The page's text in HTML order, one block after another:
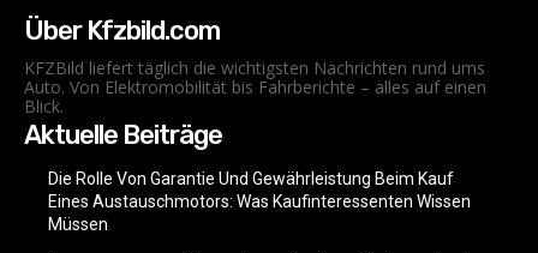
Über Kfzbild.com
KFZBild liefert täglich die wichtigsten Nachrichten rund ums
Auto. Von Elektromobilität bis Fahrberichte – alles auf einen
Blick.
Aktuelle Beiträge
Die Rolle Von Garantie Und Gewährleistung Beim Kauf
Eines Austauschmotors: Was Kaufinteressenten Wissen
Müssen